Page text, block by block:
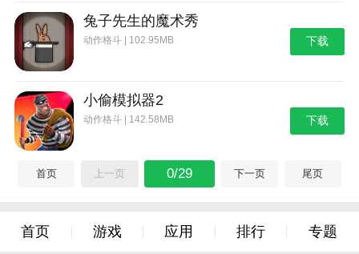
兔子先生的魔术秀
动作格斗 | 102.95MB 下载
小偷模拟器2
动作格斗 | 142.58MB 下载
首页 上一页 0/29 下一页 尾页
首页 游戏 应用 排行 专题